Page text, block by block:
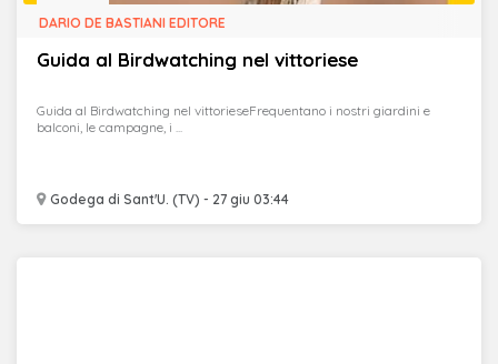
Guida al Birdwatching nel vittoriese
Godega di Sant'U. (TV) - 27 giu 03:44
DARIO DE BASTIANI EDITORE
Guida al Birdwatching nel vittorieseFrequentano i nostri giardini e
balconi, le campagne, i ...